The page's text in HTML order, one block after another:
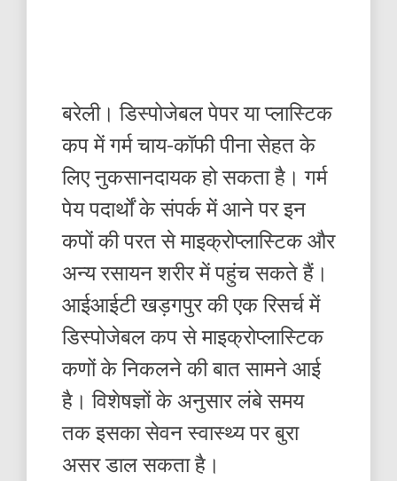
बरेली। डिस्पोजेबल पेपर या प्लास्टिक
कप में गर्म चाय-कॉफी पीना सेहत के
लिए नुकसानदायक हो सकता है। गर्म
पेय पदार्थों के संपर्क में आने पर इन
कपों की परत से माइक्रोप्लास्टिक और
अन्य रसायन शरीर में पहुंच सकते हैं।
आईआईटी खड़गपुर की एक रिसर्च में
डिस्पोजेबल कप से माइक्रोप्लास्टिक
कणों के निकलने की बात सामने आई
है। विशेषज्ञों के अनुसार लंबे समय
तक इसका सेवन स्वास्थ्य पर बुरा
असर डाल सकता है।